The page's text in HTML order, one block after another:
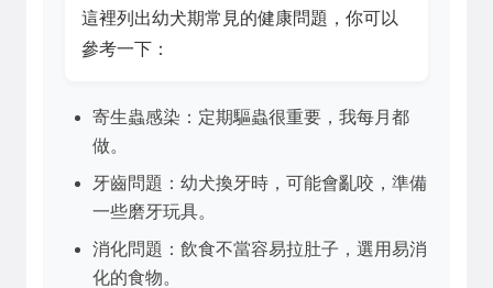
這裡列出幼犬期常見的健康問題，你可以
參考一下：
寄生蟲感染：定期驅蟲很重要，我每月都
做。
牙齒問題：幼犬換牙時，可能會亂咬，準備
一些磨牙玩具。
消化問題：飲食不當容易拉肚子，選用易消
化的食物。